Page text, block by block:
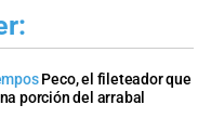
Peco, el fileteador que
porción del arrabal